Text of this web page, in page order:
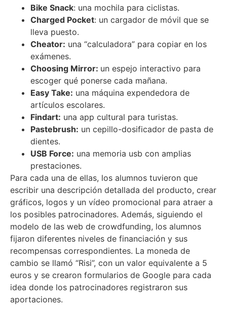
Bike Snack: una mochila para ciclistas.
Charged Pocket: un cargador de móvil que se
lleva puesto.
Cheator: una “calculadora” para copiar en los
exámenes.
Choosing Mirror: un espejo interactivo para
escoger qué ponerse cada mañana.
Easy Take: una máquina expendedora de
artículos escolares.
Findart: una app cultural para turistas.
Pastebrush: un cepillo-dosificador de pasta de
dientes.
USB Force: una memoria usb con amplias
prestaciones.
Para cada una de ellas, los alumnos tuvieron que
escribir una descripción detallada del producto, crear
gráficos, logos y un vídeo promocional para atraer a
los posibles patrocinadores. Además, siguiendo el
modelo de las web de crowdfunding, los alumnos
fijaron diferentes niveles de financiación y sus
recompensas correspondientes. La moneda de
cambio se llamó “Risi”, con un valor equivalente a 5
euros y se crearon formularios de Google para cada
idea donde los patrocinadores registraron sus
aportaciones.